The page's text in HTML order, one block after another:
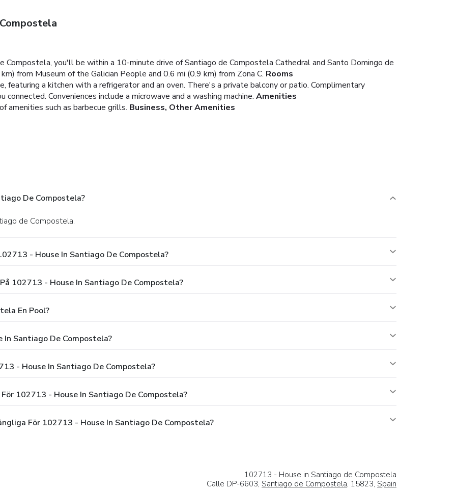
Compostela, you'll be within a 10-minute drive of Santiago de Compostela Cathedral and Santo Domingo de
from Museum of the Galician People and 0.6 mi (0.9 km) from Zona C. Rooms
featuring a kitchen with a refrigerator and an oven. There's a private balcony or patio. Complimentary
Conveniences include a microwave and a washing machine. Amenities
amenities such as barbecue grills. Business, Other Amenities
- House In Santiago De Compostela?
de Compostela.
Hur Mycket Kostar Det Per Natt Att Bo På 102713 - House In Santiago De Compostela?
Vilka Tider Är Incheckning Och Utcheckning På 102713 - House In Santiago De Compostela?
En Pool?
Restaurang På 102713 - House In Santiago De Compostela?
Finns Det Gratis Frukost Tillgänglig På 102713 - House In Santiago De Compostela?
Finns Det Några Rabatter Eller Erbjudanden För 102713 - House In Santiago De Compostela?
Finns Det Kampanj- Eller Rabattkoder Tillgängliga För 102713 - House In Santiago De Compostela?
102713 - House in Santiago de Compostela
Calle DP-6603, Santiago de Compostela, 15823, Spain